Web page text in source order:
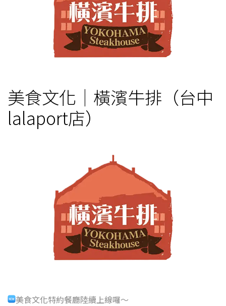
美食文化｜橫濱牛排（台中
lalaport店）
美食文化特約餐廳陸續上線囉～